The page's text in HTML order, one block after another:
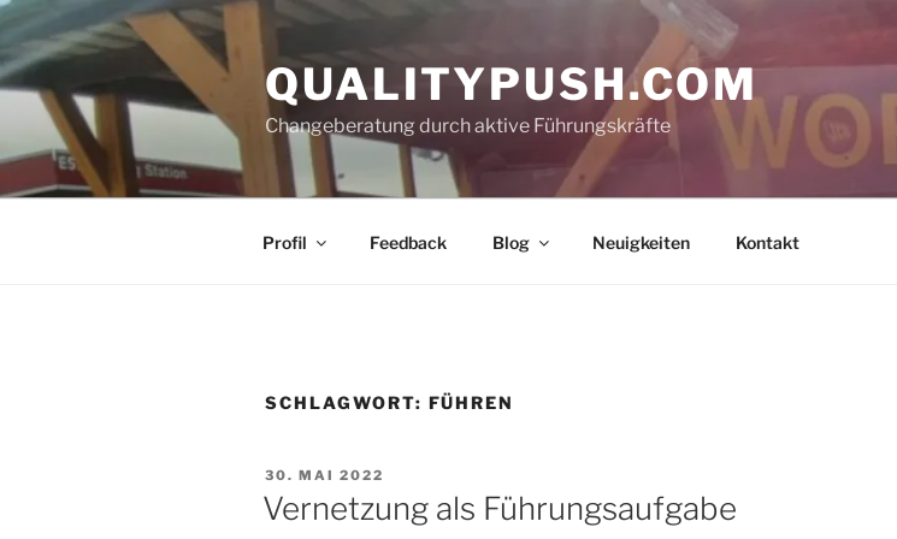
Zum
Inhalt
springen
QUALITYPUSH.COM
Changeberatung durch aktive Führungskräfte
Profil Feedback Blog Neuigkeiten Kontakt
SCHLAGWORT: FÜHREN
VERÖFFENTLICHT
AM
30. MAI 2022
Vernetzung als Führungsaufgabe